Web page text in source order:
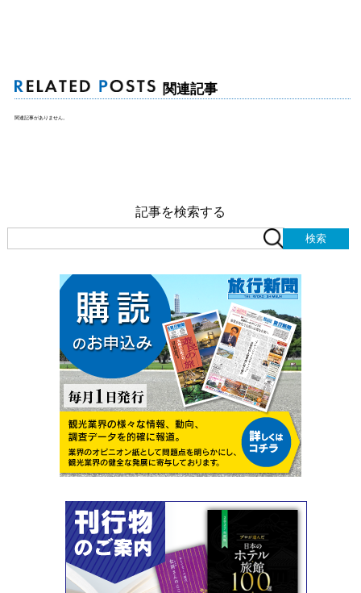
関連記事
関連記事がありません。
記事を検索する